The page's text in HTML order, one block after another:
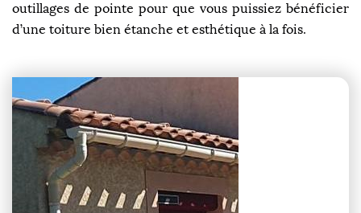
outillages de pointe pour que vous puissiez bénéficier
d’une toiture bien étanche et esthétique à la fois.